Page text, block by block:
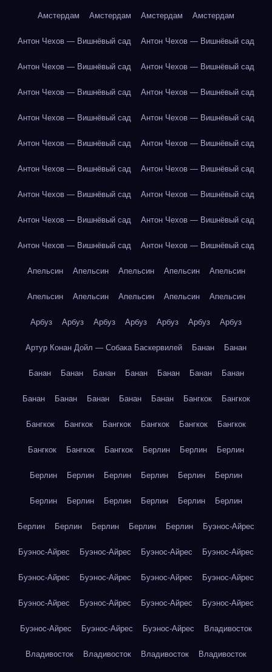
Амстердам Амстердам Амстердам Амстердам
Антон Чехов — Вишнёвый сад Антон Чехов — Вишнёвый сад
Антон Чехов — Вишнёвый сад Антон Чехов — Вишнёвый сад
Антон Чехов — Вишнёвый сад Антон Чехов — Вишнёвый сад
Антон Чехов — Вишнёвый сад Антон Чехов — Вишнёвый сад
Антон Чехов — Вишнёвый сад Антон Чехов — Вишнёвый сад
Антон Чехов — Вишнёвый сад Антон Чехов — Вишнёвый сад
Антон Чехов — Вишнёвый сад Антон Чехов — Вишнёвый сад
Антон Чехов — Вишнёвый сад Антон Чехов — Вишнёвый сад
Антон Чехов — Вишнёвый сад Антон Чехов — Вишнёвый сад
Апельсин Апельсин Апельсин Апельсин Апельсин
Апельсин Апельсин Апельсин Апельсин Апельсин
Арбуз Арбуз Арбуз Арбуз Арбуз Арбуз Арбуз
Артур Конан Дойл — Собака Баскервилей Банан Банан
Банан Банан Банан Банан Банан Банан Банан
Банан Банан Банан Банан Банан Бангкок Бангкок
Бангкок Бангкок Бангкок Бангкок Бангкок Бангкок
Бангкок Бангкок Бангкок Берлин Берлин Берлин
Берлин Берлин Берлин Берлин Берлин Берлин
Берлин Берлин Берлин Берлин Берлин Берлин
Берлин Берлин Берлин Берлин Берлин Буэнос-Айрес
Буэнос-Айрес Буэнос-Айрес Буэнос-Айрес Буэнос-Айрес
Буэнос-Айрес Буэнос-Айрес Буэнос-Айрес Буэнос-Айрес
Буэнос-Айрес Буэнос-Айрес Буэнос-Айрес Буэнос-Айрес
Буэнос-Айрес Буэнос-Айрес Буэнос-Айрес Владивосток
Владивосток Владивосток Владивосток Владивосток